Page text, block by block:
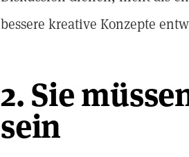
bessere kreative Konzepte
2. Sie
sein